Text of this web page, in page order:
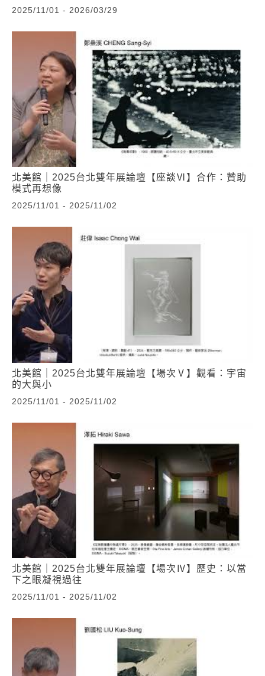
2025/11/01 - 2026/03/29
北美館｜2025台北雙年展論壇【座談Ⅵ】合作：贊助
模式再想像
2025/11/01 - 2025/11/02
北美館｜2025台北雙年展論壇【場次Ⅴ】觀看：宇宙
的大與小
2025/11/01 - 2025/11/02
北美館｜2025台北雙年展論壇【場次Ⅳ】歷史：以當
下之眼凝視過往
2025/11/01 - 2025/11/02